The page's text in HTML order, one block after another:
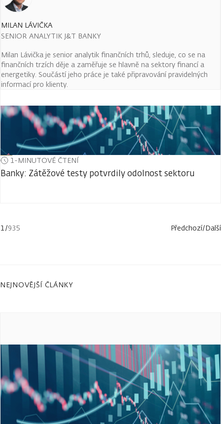
MILAN LÁVIČKA
SENIOR ANALYTIK J&T BANKY
Milan Lávička je senior analytik finančních trhů, sleduje, co se na
finančních trzích děje a zaměřuje se hlavně na sektory financí a
energetiky. Součástí jeho práce je také připravování pravidelných
informací pro klienty.
1-MINUTOVÉ ČTENÍ
Banky: Zátěžové testy potvrdily odolnost sektoru
1/935 Předchozí/Další
NEJNOVĚJŠÍ ČLÁNKY